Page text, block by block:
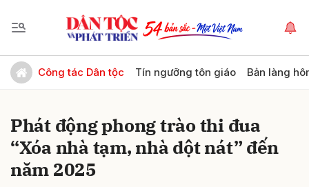
Công tác Dân tộc Tín ngưỡng tôn giáo Bản làng
Phát động phong trào thi đua
“Xóa nhà tạm, nhà dột nát” đến
năm 2025
Gửi bình luận